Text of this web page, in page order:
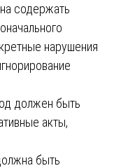
содержать
нарушения
должен быть
акты,
быть